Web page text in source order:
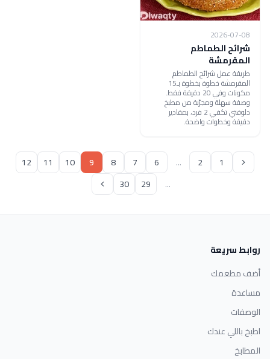
2026-07-08
شرائح الطماطم
المقرمشة
طريقة عمل شرائح الطماطم
المقرمشة خطوة بخطوة بـ15
مكونات وفي 20 دقيقة فقط.
وصفة سهلة ومجرّبة من مطبخ
دلوقتي تكفي 2 فرد، بمقادير
دقيقة وخطوات واضحة.
1
2
...
6
7
8
9
10
11
12
...
29
30
روابط سريعة
أضف مطعمك
مساعدة
الوصفات
اطبخ باللي عندك
المطابخ